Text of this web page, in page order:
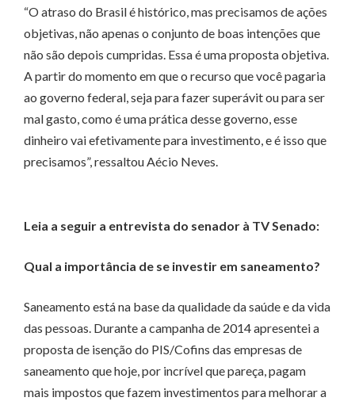
“O atraso do Brasil é histórico, mas precisamos de ações
objetivas, não apenas o conjunto de boas intenções que
não são depois cumpridas. Essa é uma proposta objetiva.
A partir do momento em que o recurso que você pagaria
ao governo federal, seja para fazer superávit ou para ser
mal gasto, como é uma prática desse governo, esse
dinheiro vai efetivamente para investimento, e é isso que
precisamos”, ressaltou Aécio Neves.
Leia a seguir a entrevista do senador à TV Senado:
Qual a importância de se investir em saneamento?
Saneamento está na base da qualidade da saúde e da vida
das pessoas. Durante a campanha de 2014 apresentei a
proposta de isenção do PIS/Cofins das empresas de
saneamento que hoje, por incrível que pareça, pagam
mais impostos que fazem investimentos para melhorar a